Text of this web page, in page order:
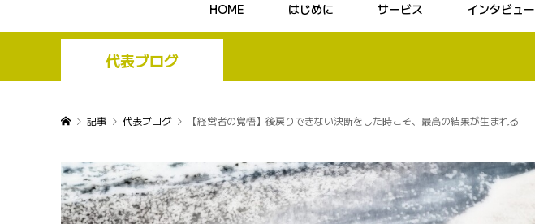
HOME はじめに サービス インタビュー
代表ブログ
記事 代表ブログ 【経営者の覚悟】後戻りできない決断をした時こそ、最高の結果が生まれる